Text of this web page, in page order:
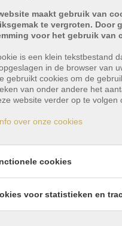
te
maakt gebruik van
te vergroten. Door
voor het gebruik van
is een klein tekstbestand
in de browser van
gebruikt cookies om de
van onder andere het
website verder op te volgen
over onze cookies
cookies
voor statistieken en